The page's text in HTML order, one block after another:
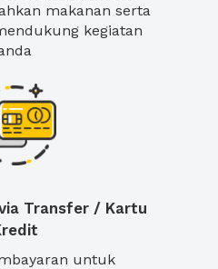
makanan serta
kegiatan
Transfer / Kartu
untuk